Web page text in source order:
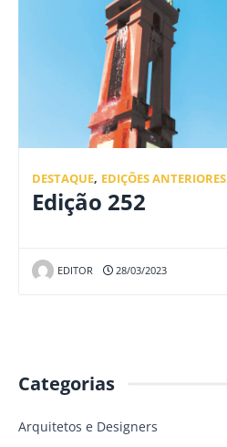
DESTAQUE, EDIÇÕES ANTERIORES
Edição 252
EDITOR 28/03/2023
Categorias
Arquitetos e Designers